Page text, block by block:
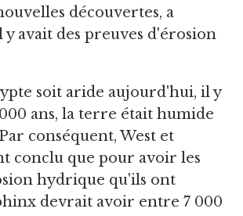
découvertes, a
avait des preuves d'érosion
soit aride aujourd'hui, il y
ans, la terre était humide
conséquent, West et
conclu que pour avoir les
hydrique qu'ils ont
devrait avoir entre 7 000